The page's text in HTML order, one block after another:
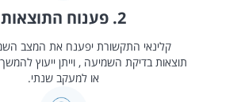
קלינאי התקשורת יפענח את המצב
תוצאות בדיקת השמיעה , וייתן ייעוץ להמשך
או למעקב שנתי.